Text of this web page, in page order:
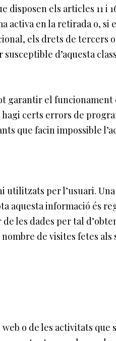
els articles 11 i
activa en la retirada o, si
els drets de tercers
d’aquesta
garantir el funcionament
hagi certs errors de
que facin impossible
per l’usuari. Una
aquesta informació és
les dades per tal
de visites fetes als
o de les activitats que